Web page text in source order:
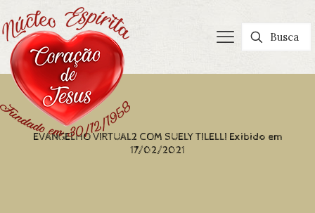
EVANGELHO VIRTUAL2 COM SUELY TILELLI Exibido em
17/02/2021